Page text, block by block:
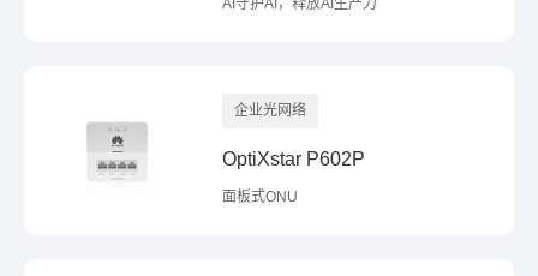
AI守护AI，释放AI生产力
企业光网络
OptiXstar P602P
面板式ONU